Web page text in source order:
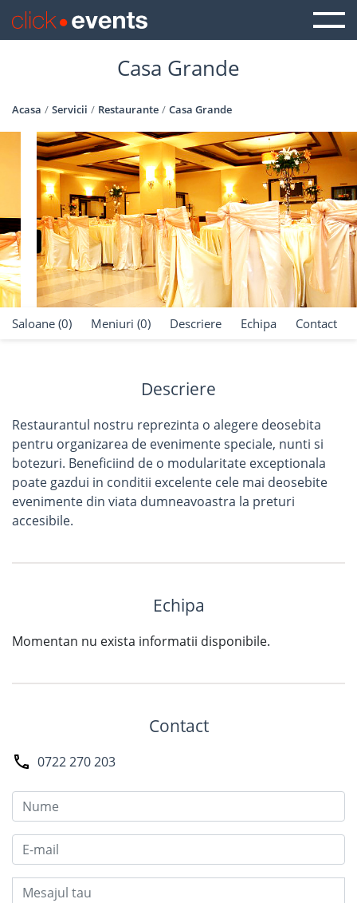
Casa Grande
Acasa Servicii Restaurante Casa Grande
Saloane (0) Meniuri (0) Descriere Echipa Contact
Descriere
Restaurantul nostru reprezinta o alegere deosebita
pentru organizarea de evenimente speciale, nunti si
botezuri. Beneficiind de o modularitate exceptionala
poate gazdui in conditii excelente cele mai deosebite
evenimente din viata dumneavoastra la preturi
accesibile.
Echipa
Momentan nu exista informatii disponibile.
Contact
0722 270 203